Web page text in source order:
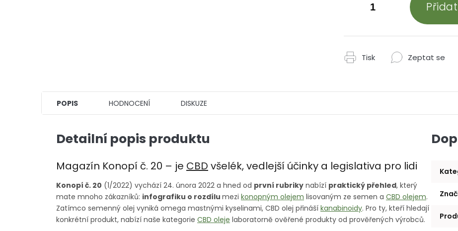
Tisk Zeptat se
POPIS HODNOCENÍ DISKUZE
Detailní popis produktu
Magazín Konopí č. 20 – je CBD všelék, vedlejší účinky a legislativa pro lidi
Konopí č. 20 (1/2022) vychází 24. února 2022 a hned od první rubriky nabízí praktický přehled, který
mate mnoho zákazníků: infografiku o rozdílu mezi konopným olejem lisovaným ze semen a CBD olejem.
Zatímco semenný olej vyniká omega mastnými kyselinami, CBD olej přináší kanabinoidy. Pro ty, kteří hledají
konkrétní produkt, nabízí naše kategorie CBD oleje laboratorně ověřené produkty od prověřených výrobců.